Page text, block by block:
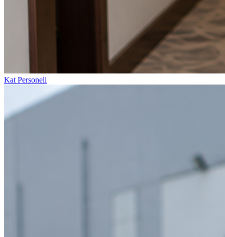
Kat Personeli